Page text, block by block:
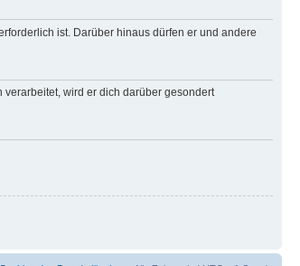
ist. Darüber hinaus dürfen er und andere
wird er dich darüber gesondert